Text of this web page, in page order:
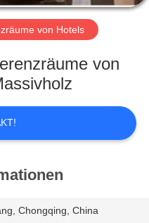
von Hotels
von
Chongqing, China